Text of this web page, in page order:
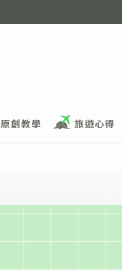
原創教學 旅遊心得